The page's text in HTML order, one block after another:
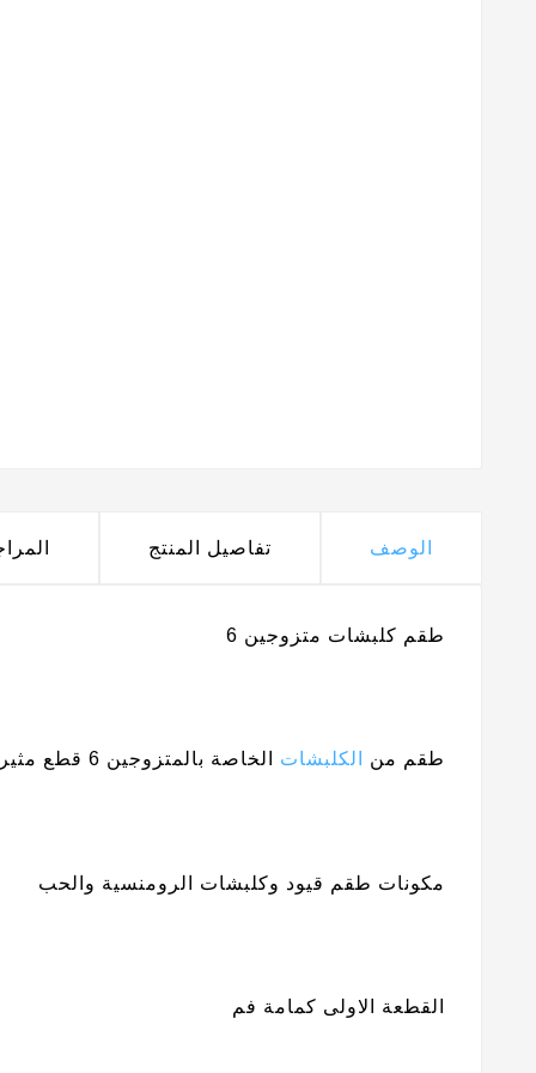
الوصف تفاصيل المنتج
طقم كلبشات متزوجين 6
طقم من الكلبشات الخاصة بالمتزوجين 6 قطع مثيرة للعب والمداعبة والتكتيف
مكونات طقم قيود وكلبشات الرومنسية والحب
القطعة الاولى كمامة فم